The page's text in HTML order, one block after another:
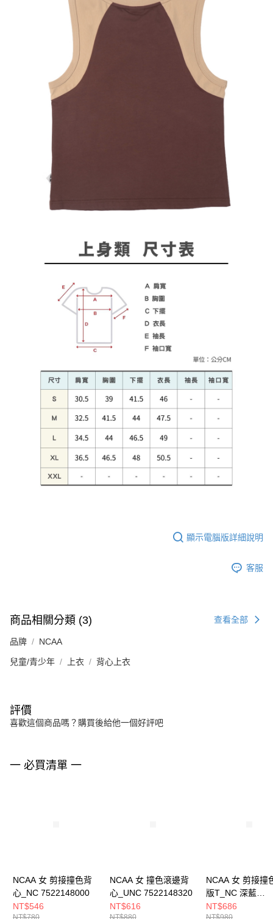
顯示電腦版詳細說明
客服
商品相關分類 (3) 查看全部
品牌 NCAA
兒童/青少年 上衣 背心上衣
評價
喜歡這個商品嗎？購買後給他一個好評吧
一 必買清單 一
NCAA 女 剪接撞色背
心_NC 7522148000
NT$546
NT$780
NCAA 女 撞色滾邊背
心_UNC 7522148320
NT$616
NT$880
NCAA 女 剪接撞
版T_NC 深藍
7522100680
NT$686
NT$980